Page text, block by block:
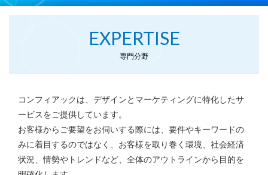
EXPERTISE
専門分野
コンフィアックは、デザインとマーケティングに特化したサ
ービスをご提供しています。
お客様からご要望をお伺いする際には、要件やキーワードの
みに着目するのではなく、 お客様を取り巻く環境、社会経済
状況、情勢やトレンドなど、全体のアウトラインから 目的を